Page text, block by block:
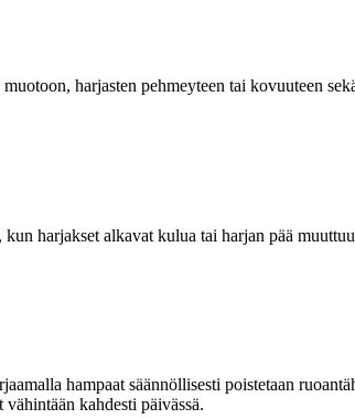
harjasten pehmeyteen tai kovuuteen
harjakset alkavat kulua tai harjan pää
hampaat säännöllisesti poistetaan
kahdesti päivässä.